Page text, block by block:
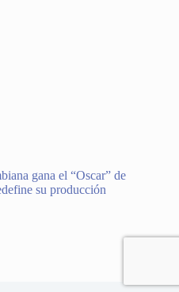
gana el “Oscar” de
su producción